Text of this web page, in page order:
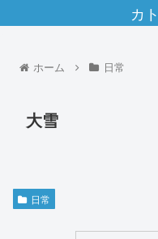
カ
ホーム 日常
大雪
日常